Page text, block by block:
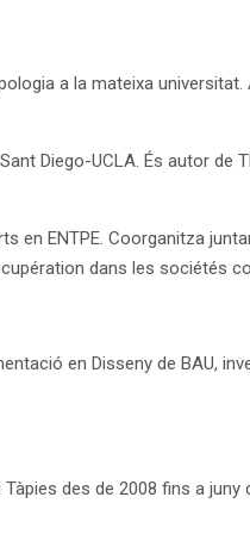
a la mateixa
Diego-UCLA. És autor de
en ENTPE. Coorganitza
dans les sociétés
en Disseny de BAU,
des de 2008 fins a juny